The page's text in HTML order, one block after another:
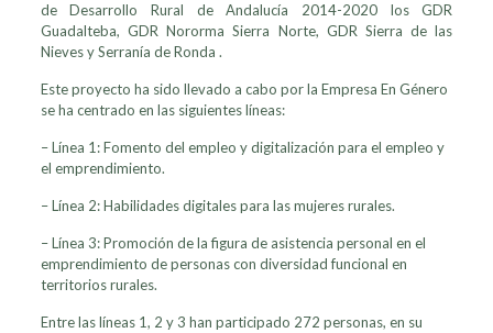
de Desarrollo Rural de Andalucía 2014-2020 los GDR
Guadalteba, GDR Nororma Sierra Norte, GDR Sierra de las
Nieves y Serranía de Ronda .
Este proyecto ha sido llevado a cabo por la Empresa En Género
se ha centrado en las siguientes líneas:
– Línea 1: Fomento del empleo y digitalización para el empleo y
el emprendimiento.
– Línea 2: Habilidades digitales para las mujeres rurales.
– Línea 3: Promoción de la figura de asistencia personal en el
emprendimiento de personas con diversidad funcional en
territorios rurales.
Entre las líneas 1, 2 y 3 han participado 272 personas, en su